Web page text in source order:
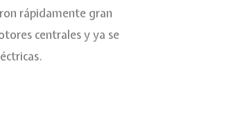
rápidamente gran
centrales y ya se